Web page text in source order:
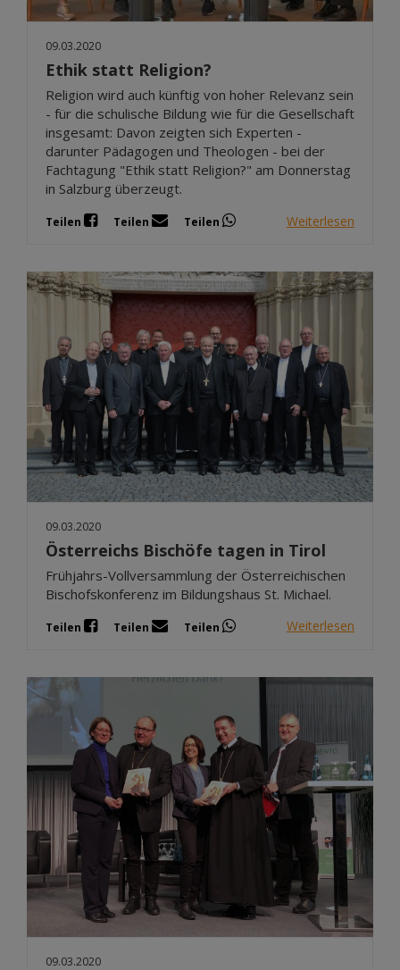
09.03.2020
Ethik statt Religion?
Religion wird auch künftig von hoher Relevanz sein
- für die schulische Bildung wie für die Gesellschaft
insgesamt: Davon zeigten sich Experten -
darunter Pädagogen und Theologen - bei der
Fachtagung "Ethik statt Religion?" am Donnerstag
in Salzburg überzeugt.
Teilen Teilen Teilen Weiterlesen
09.03.2020
Österreichs Bischöfe tagen in Tirol
Frühjahrs-Vollversammlung der Österreichischen
Bischofskonferenz im Bildungshaus St. Michael.
Teilen Teilen Teilen Weiterlesen
09.03.2020